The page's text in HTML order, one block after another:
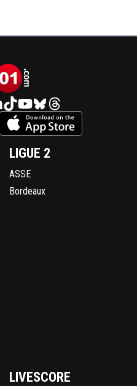
LIGUE 2
ASSE
Bordeaux
LIVESCORE